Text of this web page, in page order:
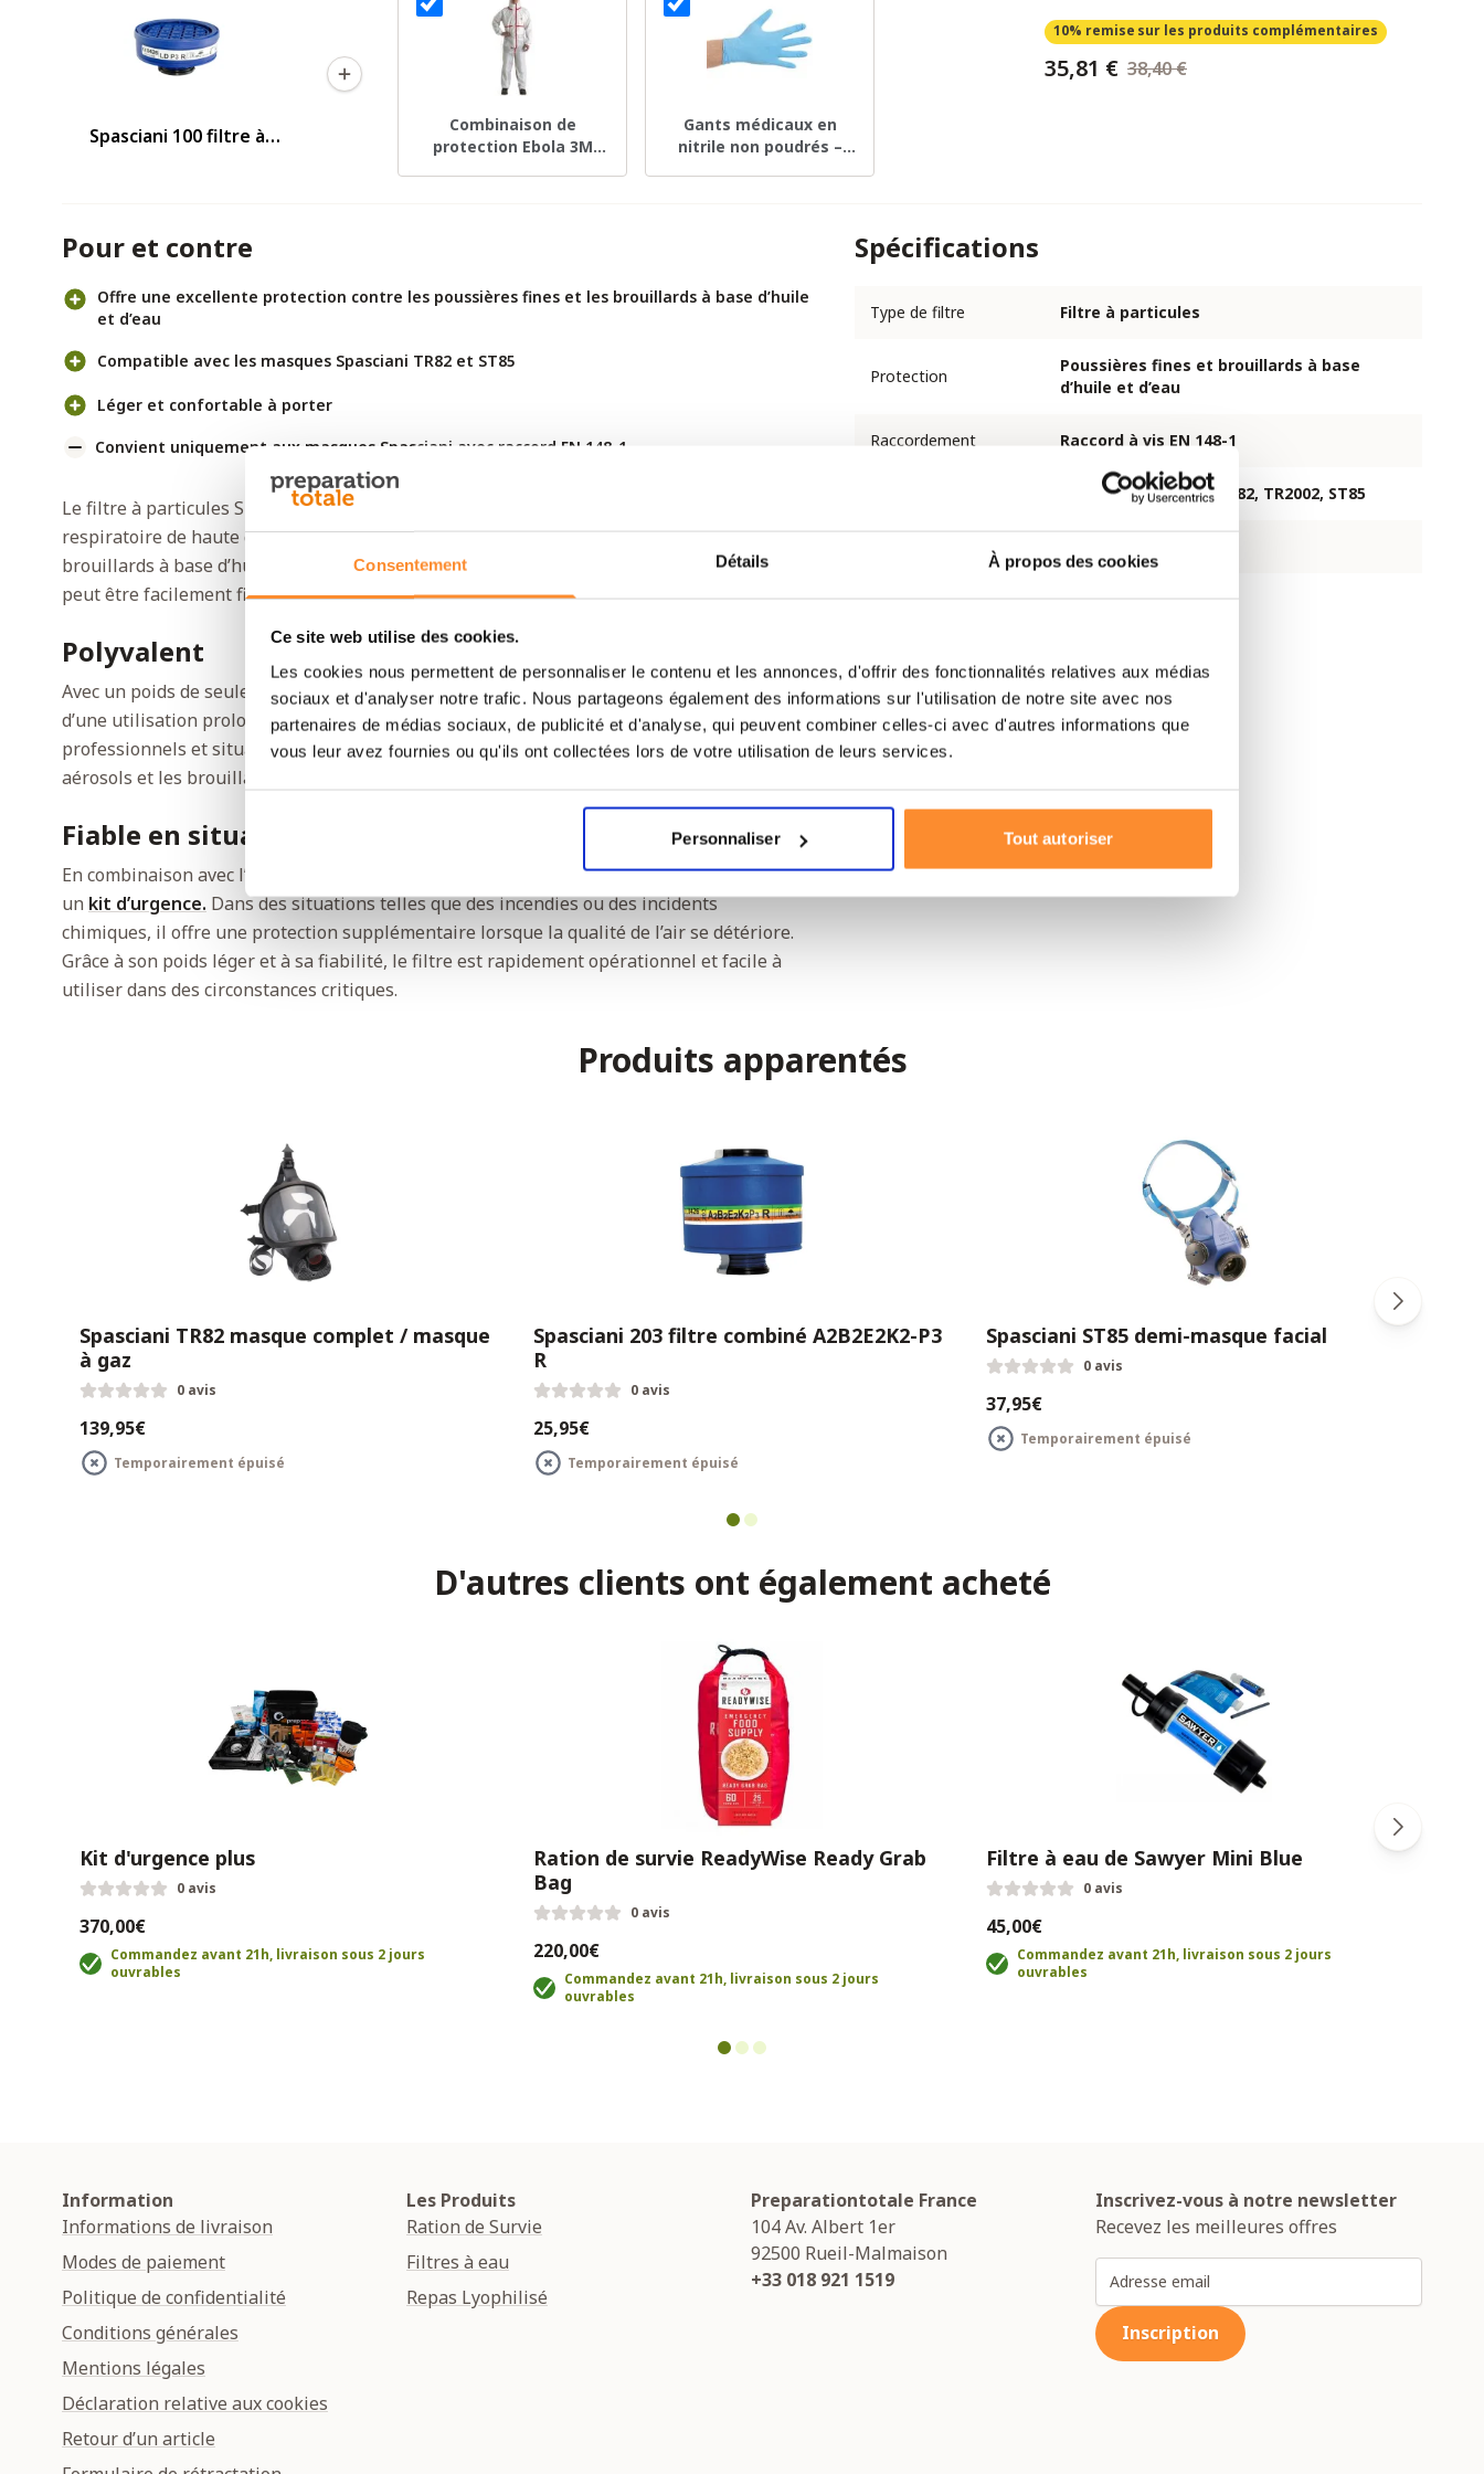
Consentement Détails À propos des cookies
Ce site web utilise des cookies.
Les cookies nous permettent de personnaliser le contenu et les annonces, d'offrir des fonctionnalités relatives aux médias
sociaux et d'analyser notre trafic. Nous partageons également des informations sur l'utilisation de notre site avec nos
partenaires de médias sociaux, de publicité et d'analyse, qui peuvent combiner celles-ci avec d'autres informations que
vous leur avez fournies ou qu'ils ont collectées lors de votre utilisation de leurs services.
Personnaliser Tout autoriser
Spasciani 100 filtre à
Combinaison de
protection Ebola 3M
Gants médicaux en
nitrile non poudrés –
10% remise sur les produits complémentaires
35,81 € 38,40 €
Pour et contre
Offre une excellente protection contre les poussières fines et les brouillards à base d’huile
et d’eau
Compatible avec les masques Spasciani TR82 et ST85
Léger et confortable à porter
Convient uniquement aux masques Spasciani avec raccord EN 148-1
Le filtre à particules Spasciani 100 LD-P3 R est conçu pour offrir une protection
respiratoire de haute qualité dans des environnements où les poussières fines et les
brouillards à base d’huile et d’eau sont présents. Grâce au raccord à vis EN 148-1, le filtre
peut être facilement fixé sur le masque completSpasciani TR82etle demi-masque ST85.
Polyvalent
Avec un poids de seulement 92 grammes, ce filtre est léger et confortable, même lors
d’une utilisation prolongée. Le filtre LD-P3 R convient aux environnements industriels,
professionnels et situations d’urgence nécessitant une protection contre la poussière, les
aérosols et les brouillards.
Fiable en situations d’urgence
En combinaison avec l’un des
Spasciani, ce filtre constitue un ajout précieux à
un kit d’urgence. Dans des situations telles que des incendies ou des incidents
chimiques, il offre une protection supplémentaire lorsque la qualité de l’air se détériore.
Grâce à son poids léger et à sa fiabilité, le filtre est rapidement opérationnel et facile à
utiliser dans des circonstances critiques.
Spécifications
Type de filtre Filtre à particules
Protection
Poussières fines et brouillards à base
d’huile et d’eau
Raccordement Raccord à vis EN 148-1
Masques Spasciani TR82, TR2002, ST85
Couleur Bleu
Produits apparentés
Spasciani TR82 masque complet / masque
à gaz
0 avis
139,95€
Temporairement épuisé
Spasciani 203 filtre combiné A2B2E2K2-P3
R
0 avis
25,95€
Temporairement épuisé
Spasciani ST85 demi-masque facial
0 avis
37,95€
Temporairement épuisé
D'autres clients ont également acheté
Kit d'urgence plus
0 avis
370,00€
Commandez avant 21h, livraison sous 2 jours
ouvrables
Ration de survie ReadyWise Ready Grab
Bag
0 avis
220,00€
Commandez avant 21h, livraison sous 2 jours
ouvrables
Filtre à eau de Sawyer Mini Blue
0 avis
45,00€
Commandez avant 21h, livraison sous 2 jours
ouvrables
Information
Informations de livraison
Modes de paiement
Politique de confidentialité
Conditions générales
Mentions légales
Déclaration relative aux cookies
Retour d’un article
Les Produits
Ration de Survie
Filtres à eau
Repas Lyophilisé
Preparationtotale France
104 Av. Albert 1er
92500 Rueil-Malmaison
+33 018 921 1519
Inscrivez-vous à notre newsletter
Recevez les meilleures offres
Adresse email
Inscription